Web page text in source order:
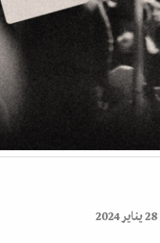
28 يناير 2024